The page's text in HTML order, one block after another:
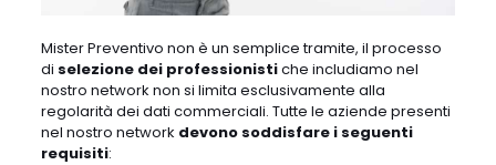
Mister Preventivo non è un semplice tramite, il processo
di selezione dei professionistiche includiamo nel
nostro network non si limita esclusivamente alla
regolarità dei dati commerciali. Tutte le aziende presenti
nel nostro network devono soddisfare i seguenti
requisiti: